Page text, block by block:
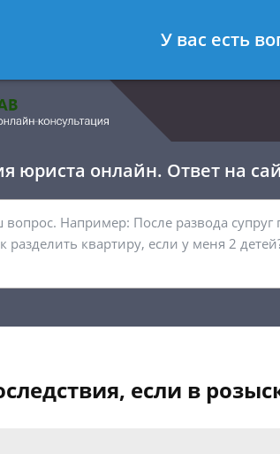
- Адвокат по уголовным делам
юриста онлайн. Ответ на
если в
У вас есть